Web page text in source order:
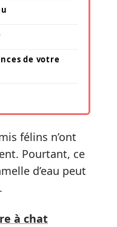
de votre
félins n’ont
Pourtant, ce
d’eau peut
à chat